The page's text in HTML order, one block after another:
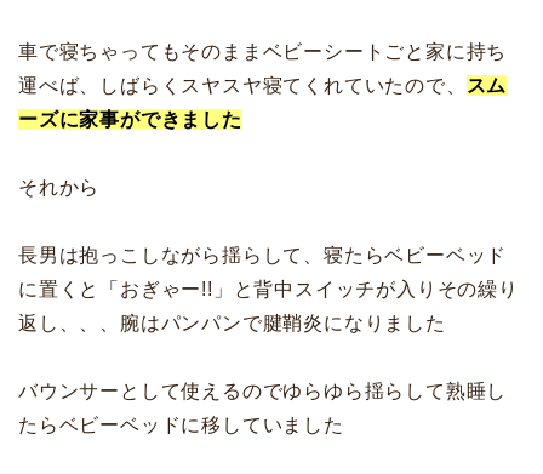
車で寝ちゃってもそのままベビーシートごと家に持ち
運べば、しばらくスヤスヤ寝てくれていたので、 スム
ーズに家事ができました
それから
長男は抱っこしながら揺らして、寝たらベビーベッド
に置くと「おぎゃー!!」と背中スイッチが入りその繰り
返し、、、腕はパンパンで腱鞘炎になりました
バウンサーとして使えるのでゆらゆら揺らして熟睡し
たらベビーベッドに移していました